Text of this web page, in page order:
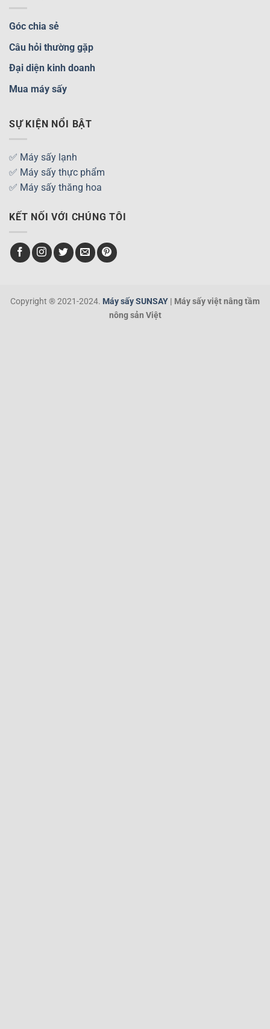
Góc chia sẻ
Câu hỏi thường gặp
Đại diện kinh doanh
Mua máy sấy
SỰ KIỆN NỔI BẬT
✅ Máy sấy lạnh
✅ Máy sấy thực phẩm
✅ Máy sấy thăng hoa
KẾT NỐI VỚI CHÚNG TÔI
Copyright ® 2021-2024. Máy sấy SUNSAY | Máy sấy việt nâng tầm
nông sản Việt